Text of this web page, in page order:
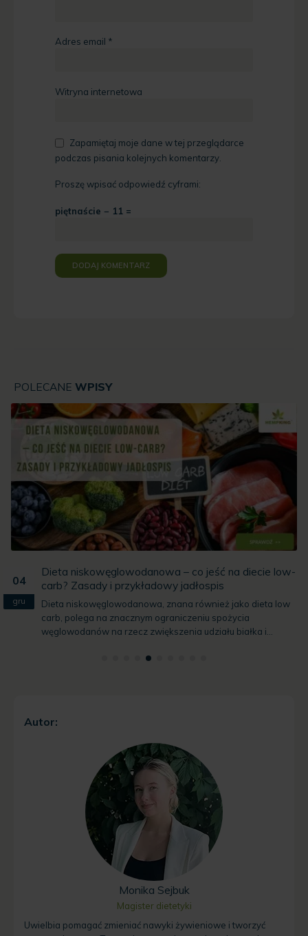
Adres email *
Witryna internetowa
Zapamiętaj moje dane w tej przeglądarce
podczas pisania kolejnych komentarzy.
Proszę wpisać odpowiedź cyframi:
piętnaście − 11 =
POLECANE WPISY
04
gru
Dieta niskowęglowodanowa – co jeść na diecie low-
carb? Zasady i przykładowy jadłospis
Dieta niskowęglowodanowa, znana również jako dieta low
carb, polega na znacznym ograniczeniu spożycia
węglowodanów na rzecz zwiększenia udziału białka i...
Autor:
Monika Sejbuk
Magister dietetyki
Uwielbia pomagać zmieniać nawyki żywieniowe i tworzyć